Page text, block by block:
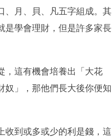
、月、貝、凡五字組成。其
是學會理財，但是許多家長
，這有機會培養出「大花
奴」，那他們長大後你便知
收到或多或少的利是錢，這